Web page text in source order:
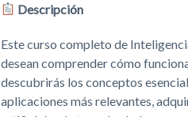
Descripción
Este curso completo de
desean comprender cómo
descubrirás los conceptos
aplicaciones más relevantes,